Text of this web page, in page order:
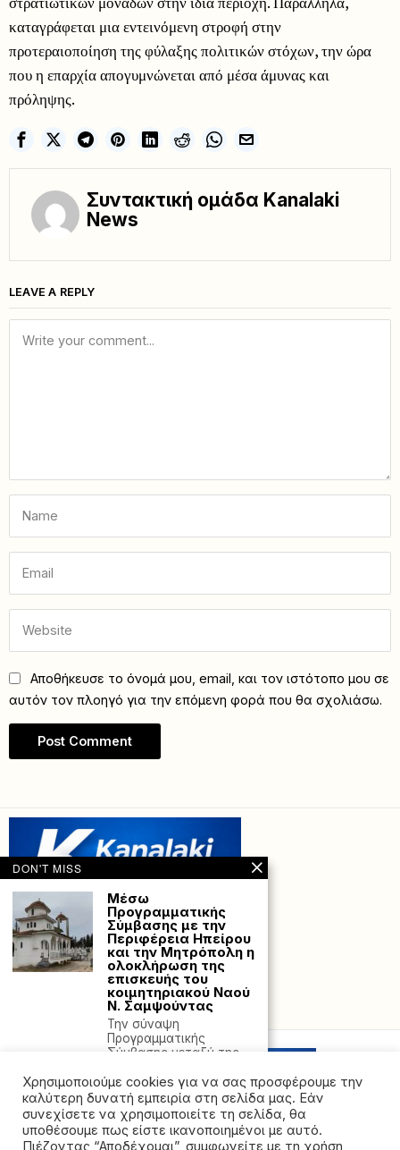
καταγράφεται μια εντεινόμενη στροφή στην
προτεραιοποίηση της φύλαξης πολιτικών στόχων, την ώρα
που η επαρχία απογυμνώνεται από μέσα άμυνας και
πρόληψης.
Συντακτική ομάδα Kanalaki
News
LEAVE A REPLY
Αποθήκευσε το όνομά μου, email, και τον ιστότοπο μου σε
αυτόν τον πλοηγό για την επόμενη φορά που θα σχολιάσω.
by Hostville”)
Χρησιμοποιούμε cookies για να σας προσφέρουμε την
καλύτερη δυνατή εμπειρία στη σελίδα μας. Εάν
συνεχίσετε να χρησιμοποιείτε τη σελίδα, θα
υποθέσουμε πως είστε ικανοποιημένοι με αυτό.
Πιέζοντας “Αποδέχομαι”, συμφωνείτε με τη χρήση
DON'T MISS
Μέσω
Προγραμματικής
Σύμβασης με την
Περιφέρεια Ηπείρου
και την Μητρόπολη η
ολοκλήρωση της
επισκευής του
κοιμητηριακού Ναού
Ν. Σαμψούντας
Την σύναψη
Προγραμματικής
Σύμβασης μεταξύ της
της
Πρωτομαγιά 2026:
Για ποιους είναι
αργία – Τι ισχύει για